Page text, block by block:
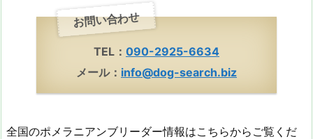
お問い合わせ
TEL： 090-2925-6634
メール： info@dog-search.biz
全国のポメラニアンブリーダー情報はこちらからご覧くだ